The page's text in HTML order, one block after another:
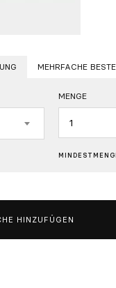
MEHRFACHE
MENGE
HINZUFÜGEN